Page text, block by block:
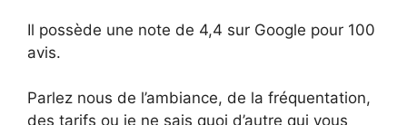
Il possède une note de 4,4 sur Google pour 100
avis.
Parlez nous de l’ambiance, de la fréquentation,
des tarifs ou je ne sais quoi d’autre qui vous